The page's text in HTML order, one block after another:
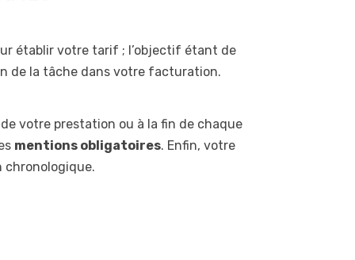
établir votre tarif ; l’objectif étant de
de la tâche dans votre facturation.
votre prestation ou à la fin de chaque
mentions obligatoires. Enfin, votre